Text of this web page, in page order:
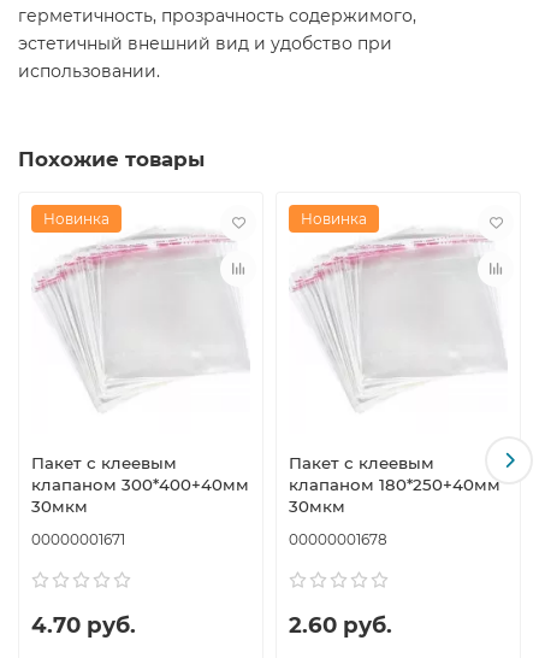
герметичность, прозрачность содержимого,
эстетичный внешний вид и удобство при
использовании.
Похожие товары
Новинка
Пакет с клеевым
клапаном 300*400+40мм
30мкм
00000001671
4.70 руб.
Новинка
Пакет с клеевым
клапаном 180*250+40мм
30мкм
00000001678
2.60 руб.